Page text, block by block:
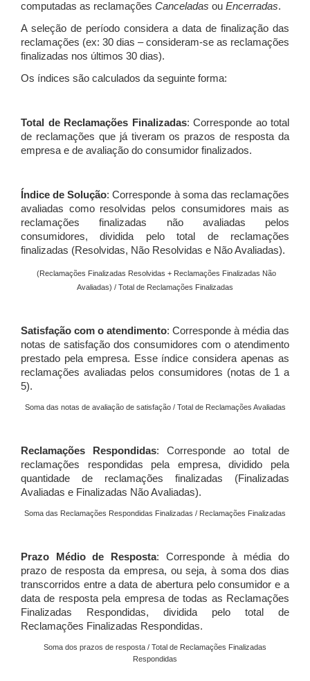
computadas as reclamações Canceladas ou Encerradas.
A seleção de período considera a data de finalização das
reclamações (ex: 30 dias – consideram-se as reclamações
finalizadas nos últimos 30 dias).
Os índices são calculados da seguinte forma:
Total de Reclamações Finalizadas: Corresponde ao total
de reclamações que já tiveram os prazos de resposta da
empresa e de avaliação do consumidor finalizados.
Índice de Solução: Corresponde à soma das reclamações
avaliadas como resolvidas pelos consumidores mais as
reclamações finalizadas não avaliadas pelos
consumidores, dividida pelo total de reclamações
finalizadas (Resolvidas, Não Resolvidas e Não Avaliadas).
(Reclamações Finalizadas Resolvidas + Reclamações Finalizadas Não
Avaliadas) / Total de Reclamações Finalizadas
Satisfação com o atendimento: Corresponde à média das
notas de satisfação dos consumidores com o atendimento
prestado pela empresa. Esse índice considera apenas as
reclamações avaliadas pelos consumidores (notas de 1 a
5).
Soma das notas de avaliação de satisfação / Total de Reclamações Avaliadas
Reclamações Respondidas: Corresponde ao total de
reclamações respondidas pela empresa, dividido pela
quantidade de reclamações finalizadas (Finalizadas
Avaliadas e Finalizadas Não Avaliadas).
Soma das Reclamações Respondidas Finalizadas / Reclamações Finalizadas
Prazo Médio de Resposta: Corresponde à média do
prazo de resposta da empresa, ou seja, à soma dos dias
transcorridos entre a data de abertura pelo consumidor e a
data de resposta pela empresa de todas as Reclamações
Finalizadas Respondidas, dividida pelo total de
Reclamações Finalizadas Respondidas.
Soma dos prazos de resposta / Total de Reclamações Finalizadas
Respondidas